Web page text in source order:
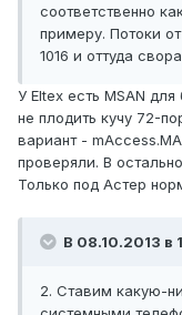
соответственно
примеру. Потоки
1016 и оттуда
У Eltex есть MSAN
не плодить кучу 72-
вариант -
проверяли. В
Только под Астер
В 08.10.2013 в
2. Ставим какую-